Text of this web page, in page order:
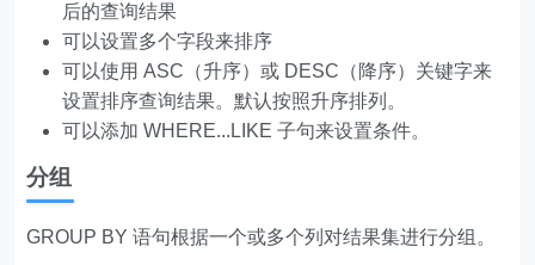
后的查询结果
可以设置多个字段来排序
可以使用 ASC（升序）或 DESC（降序）关键字来
设置排序查询结果。默认按照升序排列。
可以添加 WHERE...LIKE 子句来设置条件。
分组
GROUP BY 语句根据一个或多个列对结果集进行分组。